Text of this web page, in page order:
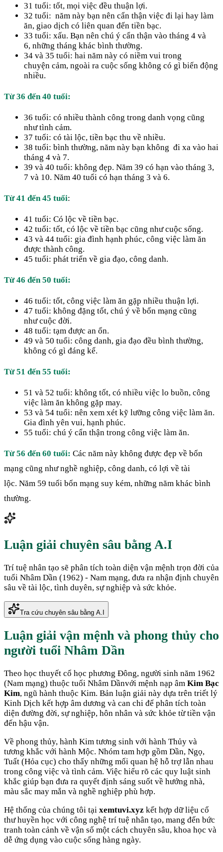
31 tuổi: tốt, mọi việc đều thuận lợi.
32 tuổi: năm này bạn nên cẩn thận việc đi lại hay làm
ăn, giao dịch có liên quan đến tiền bạc.
33 tuổi: xấu. Bạn nên chú ý cẩn thận vào tháng 4 và
6, những tháng khác bình thường.
34 và 35 tuổi: hai năm này có niềm vui trong
chuyện cảm, ngoài ra cuộc sống không có gì biến động
nhiều.
Từ 36 đến 40 tuổi:
36 tuổi: có nhiều thành công trong danh vọng cũng
như tình cảm.
37 tuổi: có tài lộc, tiền bạc thu về nhiều.
38 tuổi: bình thường, năm này bạn không đi xa vào hai
tháng 4 và 7.
39 và 40 tuổi: không đẹp. Năm 39 có hạn vào tháng 3,
7 và 10. Năm 40 tuổi có hạn tháng 3 và 6.
Từ 41 đến 45 tuổi:
41 tuổi: Có lộc về tiền bạc.
42 tuổi: tốt, có lộc về tiền bạc cũng như cuộc sống.
43 và 44 tuổi: gia đình hạnh phúc, công việc làm ăn
được thành công.
45 tuổi: phát triển về gia đạo, công danh.
Từ 46 đến 50 tuổi:
46 tuổi: tốt, công việc làm ăn gặp nhiều thuận lợi.
47 tuổi: không đặng tốt, chú ý về bổn mạng cũng
như cuộc đời.
48 tuổi: tạm được an ổn.
49 và 50 tuổi: công danh, gia đạo đều bình thường,
không có gì đáng kể.
Từ 51 đến 55 tuổi:
51 và 52 tuổi: không tốt, có nhiều việc lo buồn, công
việc làm ăn không gặp may.
53 và 54 tuổi: nên xem xét kỹ lưỡng công việc làm ăn.
Gia đình yên vui, hạnh phúc.
55 tuổi: chú ý cẩn thận trong công việc làm ăn.
Từ 56 đến 60 tuổi: Các năm này không được đẹp về bổn
mạng cũng như nghề nghiệp, công danh, có lợi về tài
lộc. Năm 59 tuổi bổn mạng suy kém, những năm khác bình
thường.
Luận giải chuyên sâu bằng A.I
Trí tuệ nhân tạo sẽ phân tích toàn diện vận mệnh trọn đời của
tuổi Nhâm Dần (1962) - Nam mạng, đưa ra nhận định chuyên
sâu về tài lộc, tình duyên, sự nghiệp và sức khỏe.
Tra cứu chuyên sâu bằng A.I
Luận giải vận mệnh và phong thủy cho
người tuổi Nhâm Dần
Theo học thuyết cổ học phương Đông, người sinh năm 1962
(Nam mạng) thuộc tuổi Nhâm Dầnvới mệnh nạp âm Kim Bạc
Kim, ngũ hành thuộc Kim. Bản luận giải này dựa trên triết lý
Kinh Dịch kết hợp âm dương và can chi để phân tích toàn
diện đường đời, sự nghiệp, hôn nhân và sức khỏe từ tiền vận
đến hậu vận.
Về phong thủy, hành Kim tương sinh với hành Thủy và
tương khắc với hành Mộc. Nhóm tam hợp gồm Dần, Ngọ,
Tuất (Hỏa cục) cho thấy những mối quan hệ hỗ trợ lẫn nhau
trong công việc và tình cảm. Việc hiểu rõ các quy luật sinh
khắc giúp bạn đưa ra quyết định sáng suốt về hướng nhà,
màu sắc may mắn và nghề nghiệp phù hợp.
Hệ thống của chúng tôi tại xemtuvi.xyz kết hợp dữ liệu cổ
thư huyền học với công nghệ trí tuệ nhân tạo, mang đến bức
tranh toàn cảnh về vận số một cách chuyên sâu, khoa học và
dễ ứng dụng vào cuộc sống hàng ngày.